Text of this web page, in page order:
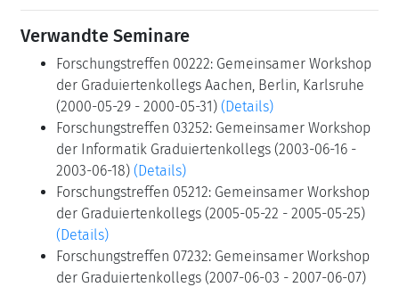
Verwandte Seminare
Forschungstreffen 00222: Gemeinsamer Workshop
der Graduiertenkollegs Aachen, Berlin, Karlsruhe
(2000-05-29 - 2000-05-31) (Details)
Forschungstreffen 03252: Gemeinsamer Workshop
der Informatik Graduiertenkollegs (2003-06-16 -
2003-06-18) (Details)
Forschungstreffen 05212: Gemeinsamer Workshop
der Graduiertenkollegs (2005-05-22 - 2005-05-25)
(Details)
Forschungstreffen 07232: Gemeinsamer Workshop
der Graduiertenkollegs (2007-06-03 - 2007-06-07)